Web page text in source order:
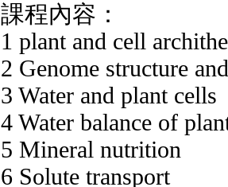
課程內容：
1 plant and cell
2 Genome structure
3 Water and plant cells
4 Water balance of
5 Mineral nutrition
6 Solute transport